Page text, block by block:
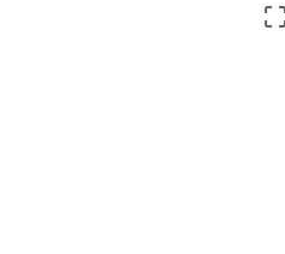
